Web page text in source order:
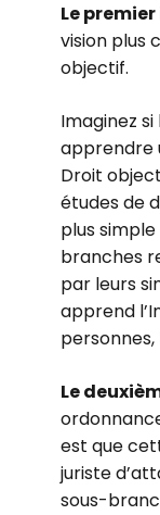
Le
vision plus
objectif.
Imaginez
apprendre
Droit
études de
plus
branches
par leurs
apprend
Le
est que
juriste
sous-